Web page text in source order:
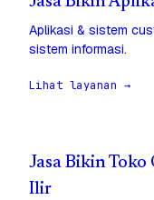
Aplikasi & sistem
sistem informasi.
Lihat layanan →
Jasa Bikin
Ilir